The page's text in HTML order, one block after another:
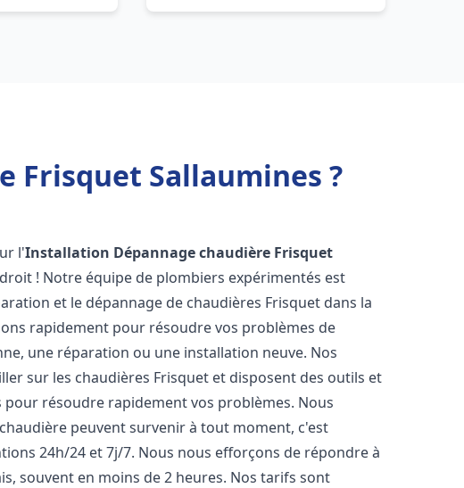
Frisquet Sallaumines ?
l'Installation Dépannage chaudière Frisquet
! Notre équipe de plombiers expérimentés est
et le dépannage de chaudières Frisquet dans la
rapidement pour résoudre vos problèmes de
une réparation ou une installation neuve. Nos
sur les chaudières Frisquet et disposent des outils et
pour résoudre rapidement vos problèmes. Nous
peuvent survenir à tout moment, c'est
24h/24 et 7j/7. Nous nous efforçons de répondre à
souvent en moins de 2 heures. Nos tarifs sont